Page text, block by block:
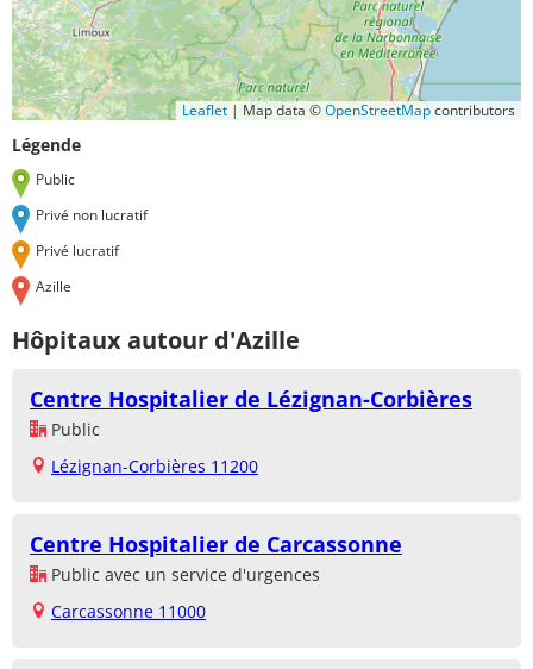
Leaflet | Map data ©OpenStreetMapcontributors
Légende
Public
Privé non lucratif
Privé lucratif
Azille
Hôpitaux autour d'Azille
Centre Hospitalier de Lézignan-Corbières
Public
Lézignan-Corbières 11200
Centre Hospitalier de Carcassonne
Public avec un service d'urgences
Carcassonne 11000